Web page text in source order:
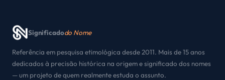
Significadodo Nome
Referência em pesquisa etimológica desde 2011. Mais de 15 anos
dedicados à precisão histórica na origem e significado dos nomes
— um projeto de quem realmente estuda o assunto.